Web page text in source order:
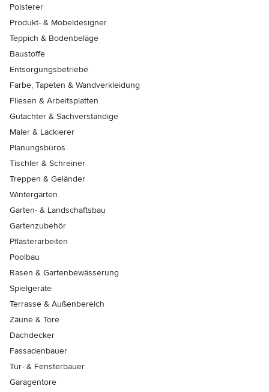
Polsterer
Produkt- & Möbeldesigner
Teppich & Bodenbeläge
Baustoffe
Entsorgungsbetriebe
Farbe, Tapeten & Wandverkleidung
Fliesen & Arbeitsplatten
Gutachter & Sachverständige
Maler & Lackierer
Planungsbüros
Tischler & Schreiner
Treppen & Geländer
Wintergärten
Garten- & Landschaftsbau
Gartenzubehör
Pflasterarbeiten
Poolbau
Rasen & Gartenbewässerung
Spielgeräte
Terrasse & Außenbereich
Zäune & Tore
Dachdecker
Fassadenbauer
Tür- & Fensterbauer
Garagentore